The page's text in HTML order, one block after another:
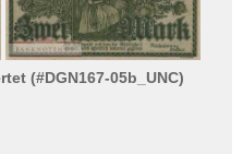
(#DGN167-05b_UNC)